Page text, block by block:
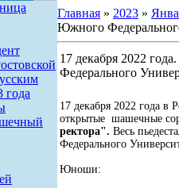
года
Главная» 2023 »
Южного
17 декабря 2022
Федерального
17 декабря 2022 года в
открытые шашечные
ректора". Весь
Федерального
Юноши: